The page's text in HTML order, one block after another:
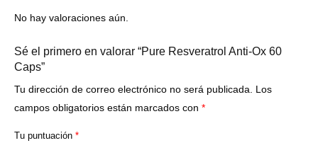
No hay valoraciones aún.
Sé el primero en valorar “Pure Resveratrol Anti-Ox 60
Caps”
Tu dirección de correo electrónico no será publicada.
Los
campos obligatorios están marcados con *
Tu puntuación *